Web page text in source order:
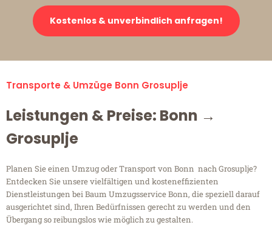
Kostenlos & unverbindlich anfragen!
Transporte & Umzüge Bonn Grosuplje
Leistungen & Preise: Bonn →
Grosuplje
Planen Sie einen Umzug oder Transport von Bonn nach Grosuplje?
Entdecken Sie unsere vielfältigen und kosteneffizienten
Dienstleistungen bei Baum Umzugsservice Bonn, die speziell darauf
ausgerichtet sind, Ihren Bedürfnissen gerecht zu werden und den
Übergang so reibungslos wie möglich zu gestalten.